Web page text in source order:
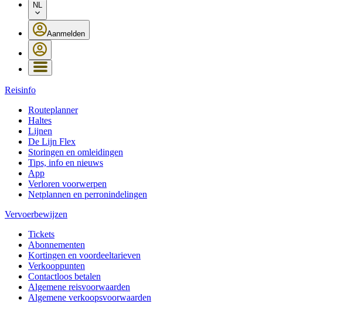
NL
Aanmelden
Reisinfo
Routeplanner
Haltes
Lijnen
De Lijn Flex
Storingen en omleidingen
Tips, info en nieuws
App
Verloren voorwerpen
Netplannen en perronindelingen
Vervoerbewijzen
Tickets
Abonnementen
Kortingen en voordeeltarieven
Verkooppunten
Contactloos betalen
Algemene reisvoorwaarden
Algemene verkoopsvoorwaarden